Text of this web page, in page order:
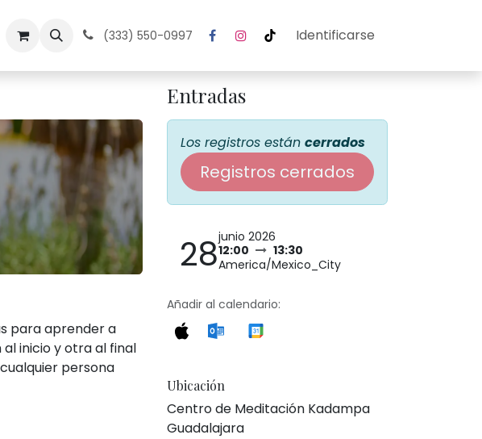
Calendario (333) 550-0997 Identificarse
para aprender a
inicio y otra al final
persona
Entradas
Los registros están cerrados
Registros cerrados
28junio 2026
12:00
13:30
America/Mexico_City
Añadir al calendario:
Ubicación
Centro de Meditación Kadampa
Guadalajara